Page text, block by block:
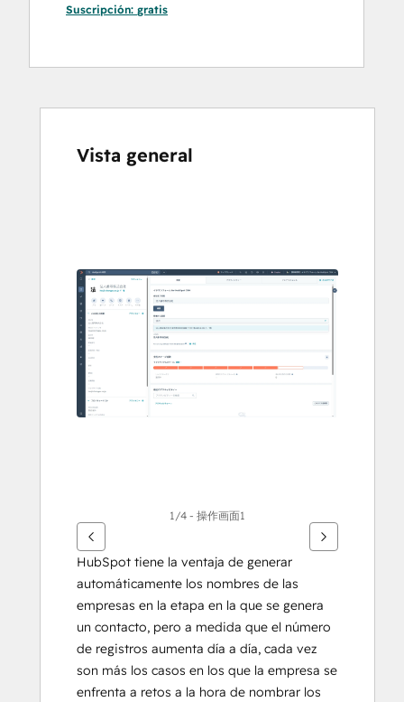
Suscripción: gratis
Vista general
flecha
para
ver
otros
elementos
1/4 - 操作画面1
HubSpot tiene la ventaja de generar
automáticamente los nombres de las
empresas en la etapa en la que se genera
un contacto, pero a medida que el número
de registros aumenta día a día, cada vez
son más los casos en los que la empresa se
enfrenta a retos a la hora de nombrar los